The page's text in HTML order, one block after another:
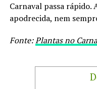
Carnaval passa rápido.
apodrecida, nem
Fonte:Plantas no